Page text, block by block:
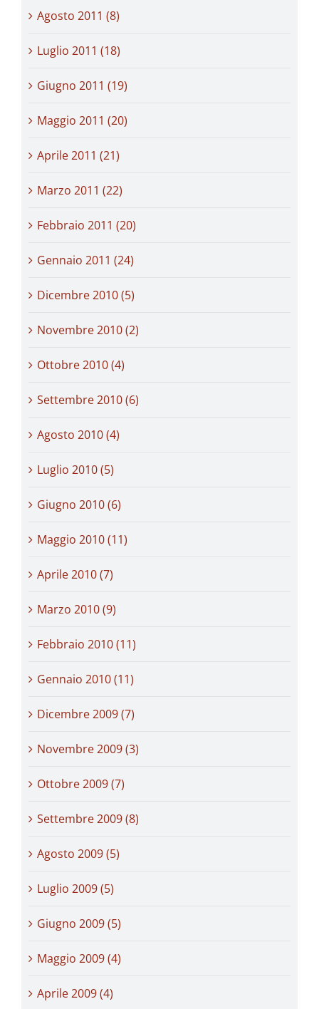
Agosto 2011 (8)
Luglio 2011 (18)
Giugno 2011 (19)
Maggio 2011 (20)
Aprile 2011 (21)
Marzo 2011 (22)
Febbraio 2011 (20)
Gennaio 2011 (24)
Dicembre 2010 (5)
Novembre 2010 (2)
Ottobre 2010 (4)
Settembre 2010 (6)
Agosto 2010 (4)
Luglio 2010 (5)
Giugno 2010 (6)
Maggio 2010 (11)
Aprile 2010 (7)
Marzo 2010 (9)
Febbraio 2010 (11)
Gennaio 2010 (11)
Dicembre 2009 (7)
Novembre 2009 (3)
Ottobre 2009 (7)
Settembre 2009 (8)
Agosto 2009 (5)
Luglio 2009 (5)
Giugno 2009 (5)
Maggio 2009 (4)
Aprile 2009 (4)